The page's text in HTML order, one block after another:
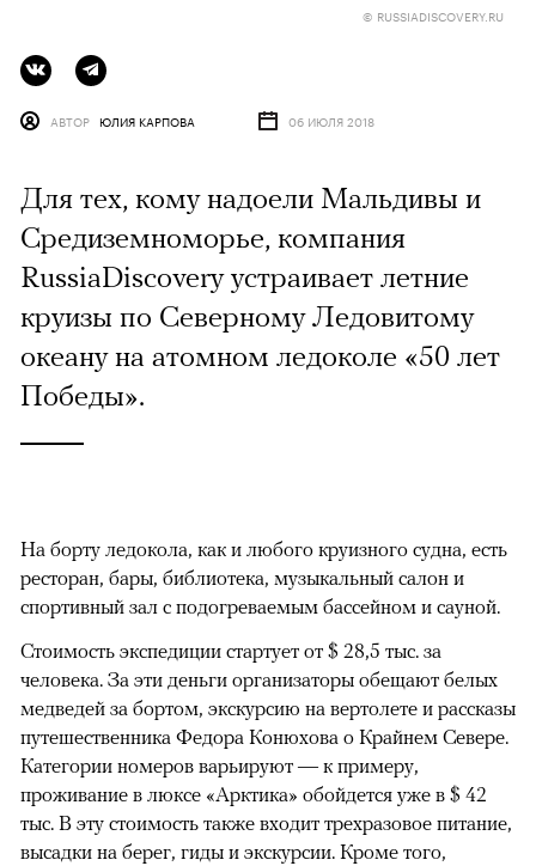
© RUSSIADISCOVERY.RU
АВТОР ЮЛИЯ КАРПОВА 06 ИЮЛЯ 2018
Для тех, кому надоели Мальдивы и
Средиземноморье, компания
RussiaDiscovery устраивает летние
круизы по Северному Ледовитому
океану на атомном ледоколе «50 лет
Победы».
На борту ледокола, как и любого круизного судна, есть
ресторан, бары, библиотека, музыкальный салон и
спортивный зал с подогреваемым бассейном и сауной.
Стоимость экспедиции стартует от $ 28,5 тыс. за
человека. За эти деньги организаторы обещают белых
медведей за бортом, экскурсию на вертолете и рассказы
путешественника Федора Конюхова о Крайнем Севере.
Категории номеров варьируют — к примеру,
проживание в люксе «Арктика» обойдется уже в $ 42
тыс. В эту стоимость также входит трехразовое питание,
высадки на берег, гиды и экскурсии. Кроме того,